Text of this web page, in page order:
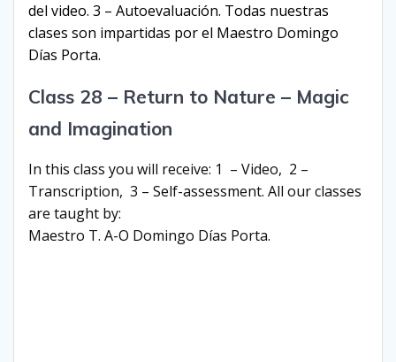
del video. 3 – Autoevaluación. Todas nuestras
clases son impartidas por el Maestro Domingo
Días Porta.
Class 28 – Return to Nature – Magic
and Imagination
In this class you will receive: 1 – Video, 2 –
Transcription, 3 – Self-assessment. All our classes
are taught by:
Maestro T. A-O Domingo Días Porta.